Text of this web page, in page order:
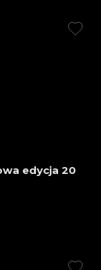
edycja 20